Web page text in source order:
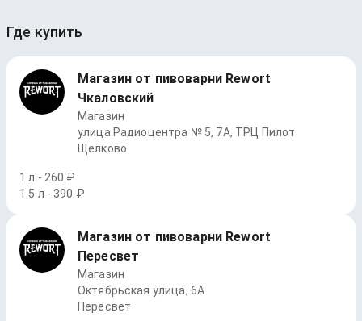
Где купить
Магазин от пивоварни Rewort
Чкаловский
Магазин
улица Радиоцентра № 5, 7А, ТРЦ Пилот
Щелково
1 л - 260 ₽
1.5 л - 390 ₽
Магазин от пивоварни Rewort
Пересвет
Магазин
Октябрьская улица, 6А
Пересвет